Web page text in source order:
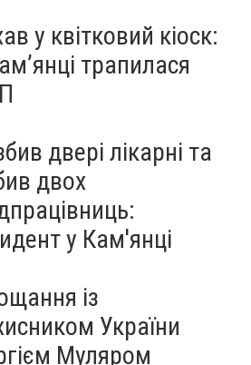
у квітковий кіоск:
трапилася
двері лікарні та
двох
у Кам'янці
із
України
Муляром